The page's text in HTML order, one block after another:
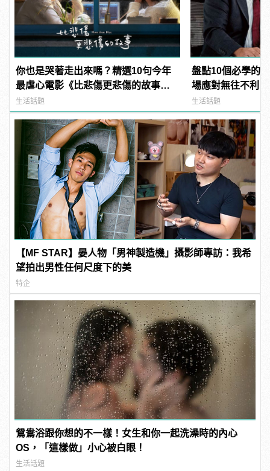
你也是哭著走出來嗎？精選10句今年
最虐心電影《比悲傷更悲傷的故事》
超催淚對白
生活話題
盤點10個必學的
場應對無往不利！
生活話題
【MF STAR】晏人物「男神製造機」攝影師專訪：我希
望拍出男性任何尺度下的美
特企
鴛鴦浴跟你想的不一樣！女生和你一起洗澡時的內心
OS，「這樣做」小心被白眼！
生活話題